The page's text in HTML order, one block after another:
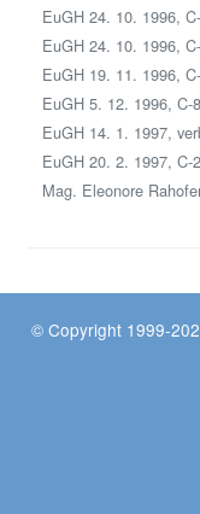
EuGH 24. 10. 1996,
EuGH 24. 10. 1996,
EuGH 19. 11. 1996,
EuGH 5. 12. 1996, C-
EuGH 14. 1. 1997,
EuGH 20. 2. 1997, C-
Mag. Eleonore
© Copyright 1999-